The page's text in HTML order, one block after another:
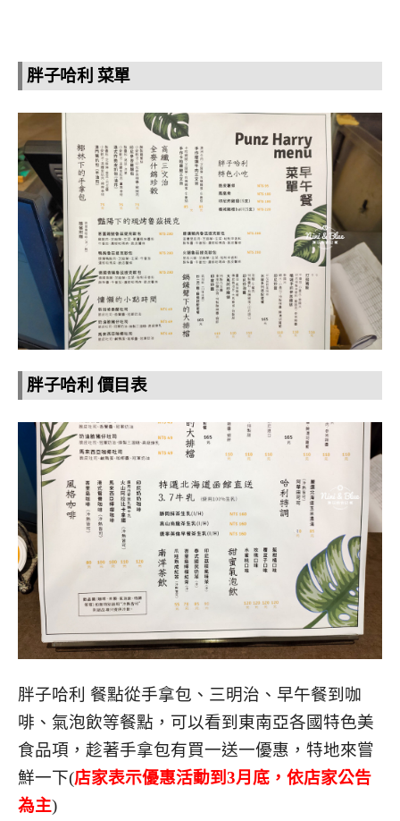
胖子哈利 菜單
胖子哈利 價目表
胖子哈利 餐點從手拿包、三明治、早午餐到咖
啡、氣泡飲等餐點，可以看到東南亞各國特色美
食品項，趁著手拿包有買一送一優惠，特地來嘗
鮮一下(店家表示優惠活動到3月底，依店家公告
為主)